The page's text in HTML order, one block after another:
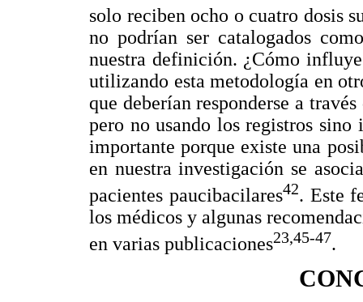
solo reciben ocho o cuatro dosis
no podrían ser catalogados
nuestra definición. ¿Cómo
utilizando esta metodología en
que deberían responderse a
pero no usando los registros
importante porque existe una
en nuestra investigación se
pacientes paucibacilares42. Este
los médicos y algunas
en varias publicaciones23,45-47.